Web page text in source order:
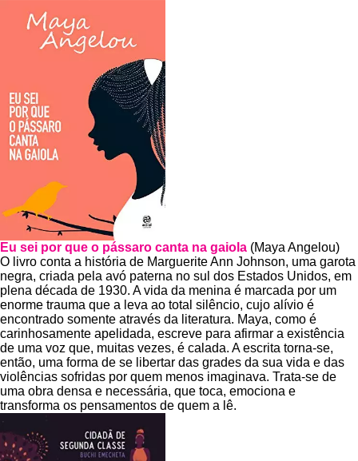
Eu sei por que o pássaro canta na gaiola (Maya Angelou)
O livro conta a história de Marguerite Ann Johnson, uma garota
negra, criada pela avó paterna no sul dos Estados Unidos, em
plena década de 1930. A vida da menina é marcada por um
enorme trauma que a leva ao total silêncio, cujo alívio é
encontrado somente através da literatura. Maya, como é
carinhosamente apelidada, escreve para afirmar a existência
de uma voz que, muitas vezes, é calada. A escrita torna-se,
então, uma forma de se libertar das grades da sua vida e das
violências sofridas por quem menos imaginava. Trata-se de
uma obra densa e necessária, que toca, emociona e
transforma os pensamentos de quem a lê.